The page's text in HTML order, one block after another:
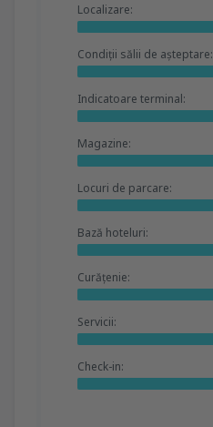
Localizare:
Condiții sălii de așteptare:
Indicatoare terminal:
Magazine:
Locuri de parcare:
Bază hoteluri:
Curățenie:
Servicii:
Check-in: